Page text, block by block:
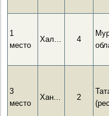
1
место
Хал... 4
3
место
Хан... 2